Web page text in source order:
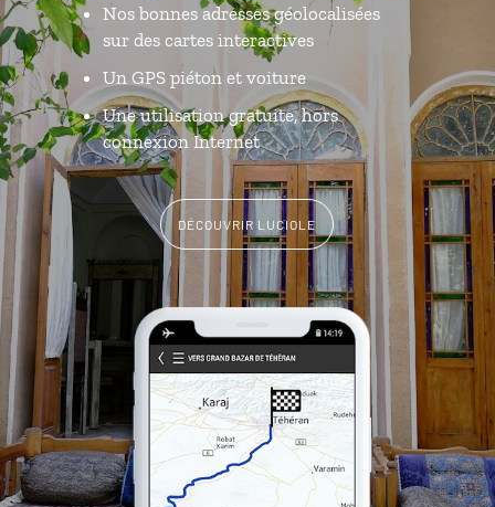
Nos bonnes adresses géolocalisées
sur des cartes interactives
Un GPS piéton et voiture
Une utilisation gratuite, hors
connexion Internet
DÉCOUVRIR LUCIOLE